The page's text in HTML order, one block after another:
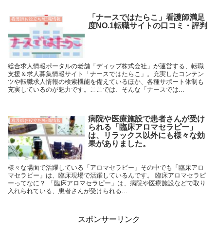
看護師お役立ち/転職情報
「ナースではたらこ」看護師満足
度NO.1転職サイトの口コミ・評判
総合求人情報ポータルの老舗「ディップ株式会社」が運営する、転職
支援＆求人募集情報サイト「ナースではたらこ」。充実したコンテン
ツや転職求人情報の検索機能を備えているほか、各種サポート体制も
充実しているのが魅力です。ここでは、そんな「ナースでは...
看護師お役立ち/転職情報
病院や医療施設で患者さんが受け
られる「臨床アロマセラピー」
は、リラックス以外にも様々な効
果がありました。
様々な場面で活躍している「アロマセラピー」その中でも「臨床アロ
マセラピー」は、臨床現場で活躍しているんです。 臨床アロマセラピ
ーってなに？ 「臨床アロマセラピー」は、病院や医療施設などで取り
入れられている、患者さんが受けられる...
スポンサーリンク